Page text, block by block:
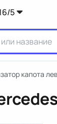
5
капота